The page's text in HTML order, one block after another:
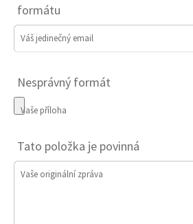
formátu
Váš jedinečný email
Nesprávný formát
Vaše příloha
Tato položka je povinná
Vaše originální zpráva